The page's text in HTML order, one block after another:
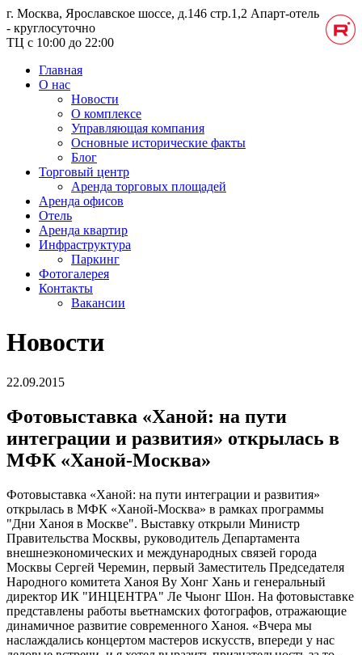
г. Москва, Ярославское шоссе, д.146 стр.1,2 Апарт-отель
- круглосуточно
ТЦ с 10:00 до 22:00
Главная
О нас
Новости
О комплексе
Управляющая компания
Основные исторические факты
Блог
Торговый центр
Аренда торговых площадей
Аренда офисов
Отель
Аренда квартир
Инфраструктура
Паркинг
Фотогалерея
Контакты
Вакансии
Новости
22.09.2015
Фотовыставка «Ханой: на пути
интеграции и развития» открылась в
МФК «Ханой-Москва»
Фотовыставка «Ханой: на пути интеграции и развития»
открылась в МФК «Ханой-Москва» в рамках программы
"Дни Ханоя в Москве". Выставку открыли Министр
Правительства Москвы, руководитель Департамента
внешнеэкономических и международных связей города
Москвы Сергей Черемин, первый Заместитель Председателя
Народного комитета Ханоя Ву Хонг Хань и генеральный
директор ИК "ИНЦЕНТРА" Ле Чыонг Шон. На фотовыставке
представлены работы вьетнамских фотографов, отражающие
динамичное развитие современного Ханоя. «Вчера мы
наслаждались концертом мастеров искусств, впереди у нас